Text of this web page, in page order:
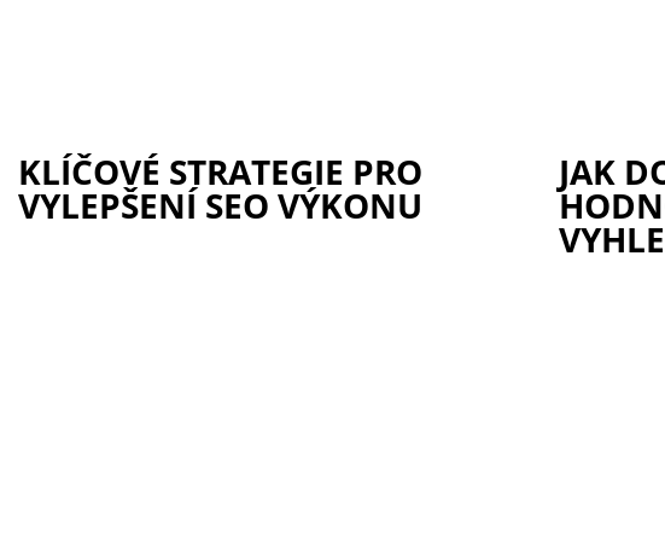
KLÍČOVÉ STRATEGIE PRO
VYLEPŠENÍ SEO VÝKONU
JAK